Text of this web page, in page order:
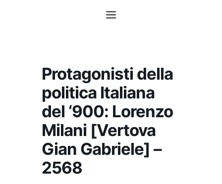
Menu
Protagonisti della
politica Italiana
del ‘900: Lorenzo
Milani [Vertova
Gian Gabriele] –
2568